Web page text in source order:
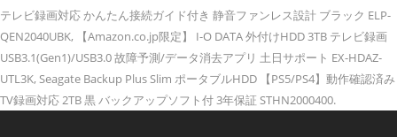
テレビ録画対応 かんたん接続ガイド付き 静音ファンレス設計 ブラック ELP-
QEN2040UBK, 【Amazon.co.jp限定】 I-O DATA 外付けHDD 3TB テレビ録画
USB3.1(Gen1)/USB3.0 故障予測/データ消去アプリ 土日サポート EX-HDAZ-
UTL3K, Seagate Backup Plus Slim ポータブルHDD 【PS5/PS4】動作確認済み
TV録画対応 2TB 黒 バックアップソフト付 3年保証 STHN2000400.